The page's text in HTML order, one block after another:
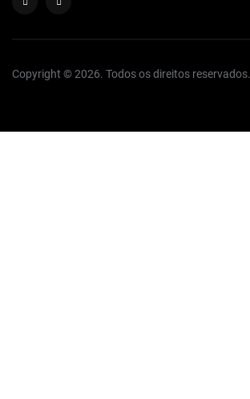
Copyright © 2026. Todos os direitos reservados.